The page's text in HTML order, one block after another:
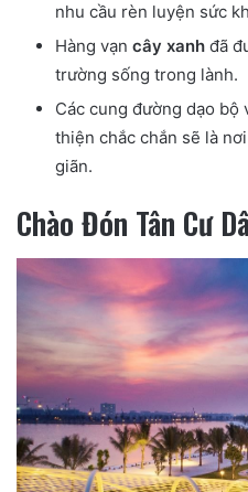
nhu cầu rèn luyện sức
Hàng vạn cây xanh đã
trường sống trong lành.
Các cung đường dạo bộ
thiện chắc chắn sẽ là
giãn.
Chào Đón Tân Cư